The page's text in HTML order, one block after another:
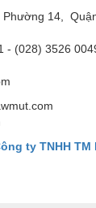
Phường 14,
- (028) 3526
ty TNHH TM